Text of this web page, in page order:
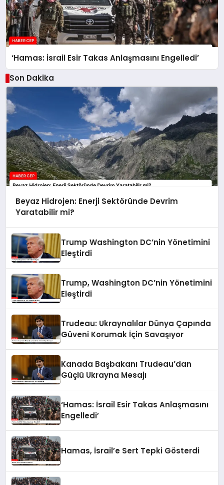
‘Hamas: İsrail Esir Takas Anlaşmasını Engelledi’
Son Dakika
Beyaz Hidrojen: Enerji Sektöründe Devrim
Yaratabilir mi?
Trump Washington DC’nin Yönetimini
Eleştirdi
Trump, Washington DC’nin Yönetimini
Eleştirdi
Trudeau: Ukraynalılar Dünya Çapında
Güveni Korumak İçin Savaşıyor
Kanada Başbakanı Trudeau’dan
Güçlü Ukrayna Mesajı
‘Hamas: İsrail Esir Takas Anlaşmasını
Engelledi’
Hamas, İsrail’e Sert Tepki Gösterdi